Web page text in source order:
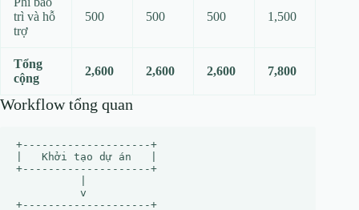
trì và hỗ
trợ
500 500 500 1,500
Tổng
cộng
2,600 2,600 2,600 7,800
Workflow tổng quan
+--------------------+
|   Khởi tạo dự án   |
+--------------------+
          v
+--------------------+